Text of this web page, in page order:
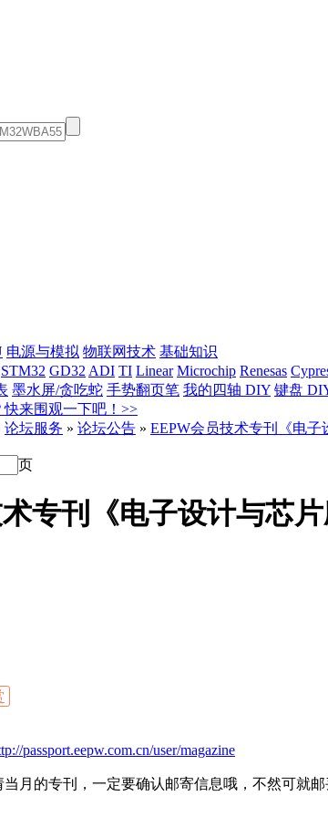
电源与模拟 物联网技术 基础知识
STM32 GD32 ADI TI Linear Microchip Renesas
墨水屏/贪吃蛇 手势翻页笔 我的四轴 DIY 键盘
来围观一下吧！>>
论坛服务 » 论坛公告 » EEPW会员技术专刊《电
页
专刊《电子设计与芯
passport.eepw.com.cn/user/magazine
月的专刊，一定要确认邮寄信息哦，不然可就